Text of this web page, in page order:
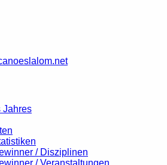
Jahres
/ Disziplinen
/ Veranstaltungen